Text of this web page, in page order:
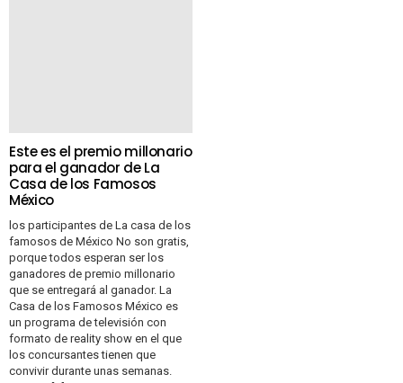
Este es el premio millonario
para el ganador de La
Casa de los Famosos
México
los participantes de La casa de los
famosos de México No son gratis,
porque todos esperan ser los
ganadores de premio millonario
que se entregará al ganador. La
Casa de los Famosos México es
un programa de televisión con
formato de reality show en el que
los concursantes tienen que
convivir durante unas semanas.